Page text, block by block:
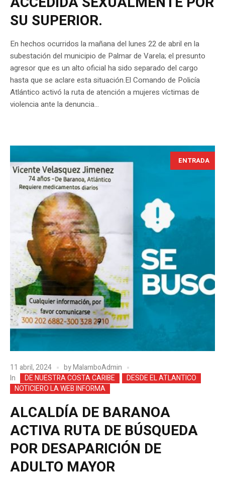
SU SUPERIOR.
En hechos ocurridos la mañana del lunes 22 de abril en la
subestación del municipio de Palmar de Varela; el presunto
agresor que es un alto oficial ha sido separado del cargo
hasta que se aclare esta situación.El Comando de Policía
Atlántico activó la ruta de atención a mujeres víctimas de
violencia ante la denuncia...
ENTRADA
11 abril, 2024 byMalamboAdmin
In
DE NUESTRA COSTA CARIBE
DESDE EL ATLANTICO
NOTICIERO LA WEB INFORMA
ALCALDÍA DE BARANOA
ACTIVA RUTA DE BÚSQUEDA
POR DESAPARICIÓN DE
ADULTO MAYOR